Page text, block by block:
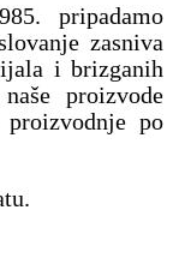
pripadamo
zasniva
i brizganih
proizvode
po